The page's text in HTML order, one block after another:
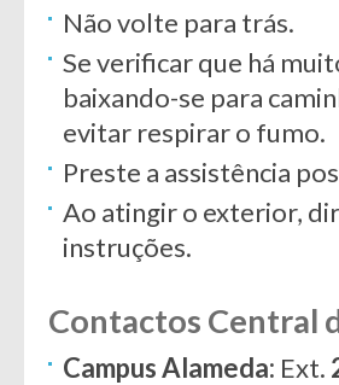
Não volte para trás.
Se verificar que há
baixando-se para
evitar respirar o fumo.
Preste a assistência
Ao atingir o exterior,
instruções.
Contactos Central
Campus Alameda: Ext.